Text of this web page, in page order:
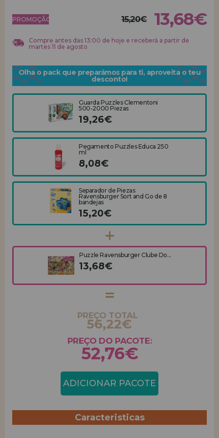
REGISTRO DE REVENDEDOR
PROMOÇÃO! 15,20€ 13,68€
Compre antes das 13:00 de hoje e receberá a partir de
martes 11 de agosto
Olha o pack que preparámos para ti, aproveita o teu
desconto!
Guarda Puzzles Clementoni
500-2000 Piezas
19,26€
Pegamento Puzzles Educa 250
ml
8,08€
Separador de Piezas
Ravensburger Sort and Go de 8
bandejas
15,20€
Puzzle Ravensburger Clube Do...
13,68€
PREÇO TOTAL
56,22€
PREÇO DO PACOTE:
52,76€
ADICIONAR PACOTE
Caracteristicas